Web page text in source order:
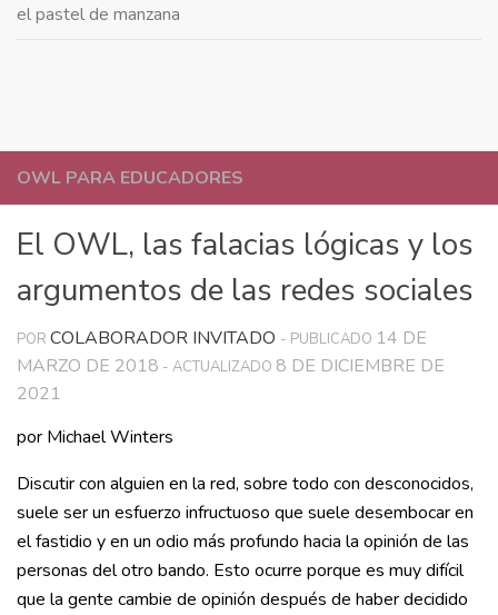
OWL PARA EDUCADORES
El OWL, las falacias lógicas y los
argumentos de las redes sociales
POR COLABORADOR INVITADO - PUBLICADO 14 DE
MARZO DE 2018 - ACTUALIZADO 8 DE DICIEMBRE DE
2021
por Michael Winters
Discutir con alguien en la red, sobre todo con desconocidos,
suele ser un esfuerzo infructuoso que suele desembocar en
el fastidio y en un odio más profundo hacia la opinión de las
personas del otro bando. Esto ocurre porque es muy difícil
que la gente cambie de opinión después de haber decidido
el pastel de manzana